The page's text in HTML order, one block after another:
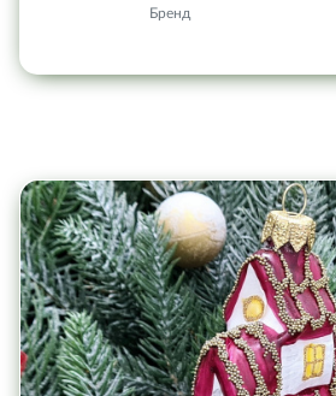
Бренд